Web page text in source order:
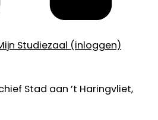
Studiezaal (inloggen)
Stad aan ’t Haringvliet,